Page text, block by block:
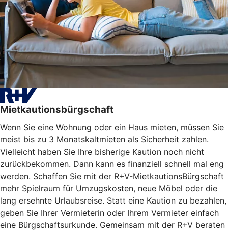
Mietkautionsbürgschaft
Wenn Sie eine Wohnung oder ein Haus mieten, müssen Sie
meist bis zu 3 Monatskaltmieten als Sicherheit zahlen.
Vielleicht haben Sie Ihre bisherige Kaution noch nicht
zurückbekommen. Dann kann es finanziell schnell mal eng
werden. Schaffen Sie mit der R+V-MietkautionsBürgschaft
mehr Spielraum für Umzugskosten, neue Möbel oder die
lang ersehnte Urlaubsreise. Statt eine Kaution zu bezahlen,
geben Sie Ihrer Vermieterin oder Ihrem Vermieter einfach
eine Bürgschaftsurkunde. Gemeinsam mit der R+V beraten